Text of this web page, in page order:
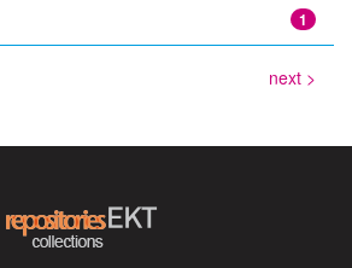
1
next >